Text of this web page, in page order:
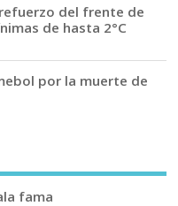
del frente de
de hasta 2°C
por la muerte de
fama